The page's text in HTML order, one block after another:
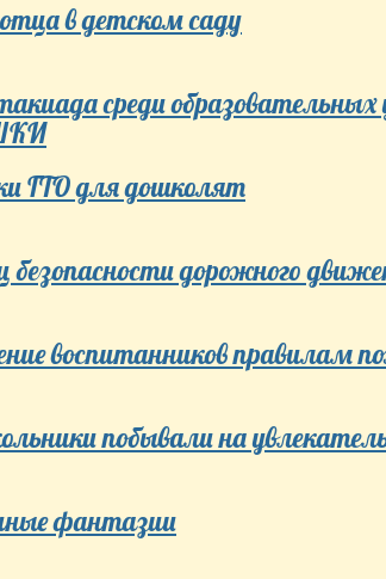
в детском саду
среди
ГТО для дошколят
безопасности дорожного
воспитанников правилам
побывали на
фантазии